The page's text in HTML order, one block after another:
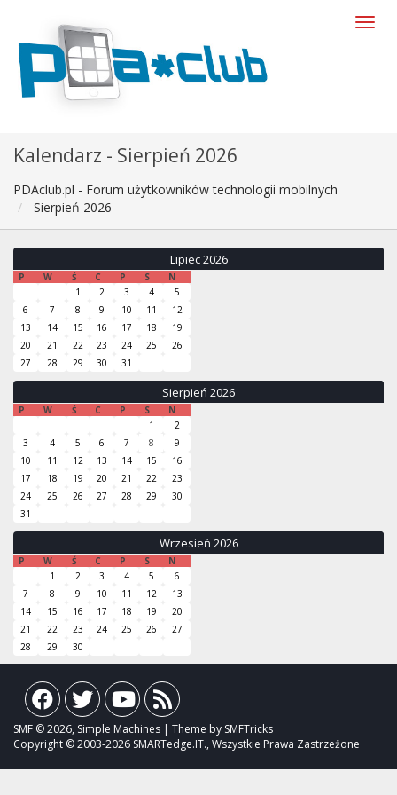
Kalendarz - Sierpień 2026
PDAclub.pl - Forum użytkowników technologii mobilnych
Sierpień 2026
Lipiec 2026
P W Ś C P S
N
1
2 3 4
5
6
7 8 9 10 11
12
13
14 15 16 17 18
19
20
21 22 23 24 25
26
27
28 29 30 31
Sierpień 2026
P W Ś C P S
N
1
2
3
4 5 6 7 8
9
10
11 12 13 14 15
16
17
18 19 20 21 22
23
24
25 26 27 28 29
30
31
Wrzesień 2026
P W Ś C P S
N
1
2 3 4 5
6
7
8 9 10 11 12
13
14
15 16 17 18 19
20
21
22 23 24 25 26
27
28
29 30
SMF © 2026, Simple Machines | Theme by SMFTricks
Copyright © 2003-2026 SMARTedge.IT., Wszystkie Prawa Zastrzeżone